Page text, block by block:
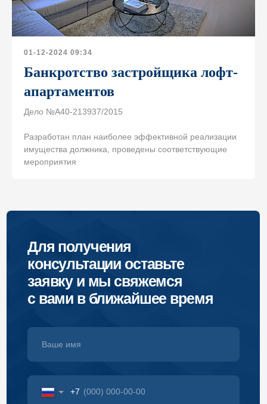
01-12-2024 09:34
Банкротство застройщика лофт-
апартаментов
Дело №А40-213937/2015
Разработан план наиболее эффективной реализации
имущества должника, проведены соответствующие
мероприятия
Политика конфиденциальности
Карта сайта
Разработка сайта
Информация о Cookies